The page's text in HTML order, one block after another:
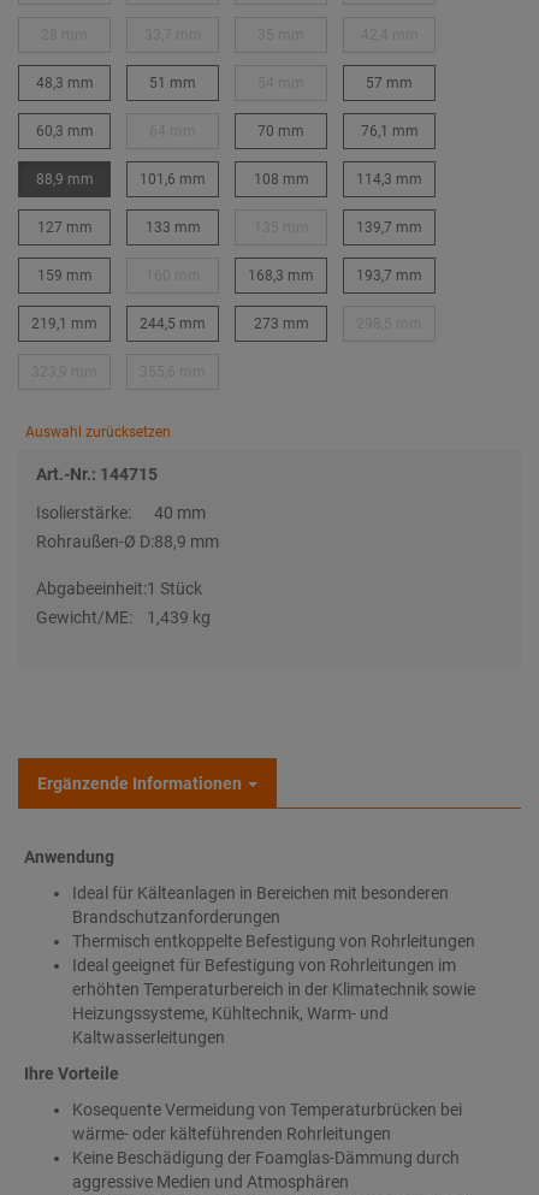
48,3 mm 51 mm 57 mm
60,3 mm 70 mm 76,1 mm
88,9 mm 101,6 mm 108 mm 114,3 mm
127 mm 133 mm 139,7 mm
159 mm 168,3 mm 193,7 mm
219,1 mm 244,5 mm 273 mm
Auswahl zurücksetzen
Art.-Nr.: 144715
Isolierstärke:
40 mm
Rohraußen-Ø D:88,9 mm
Abgabeeinheit:1 Stück
Gewicht/ME:
1,439 kg
Ergänzende Informationen
Anwendung
Ideal für Kälteanlagen in Bereichen mit besonderen
Brandschutzanforderungen
Thermisch entkoppelte Befestigung von Rohrleitungen
Ideal geeignet für Befestigung von Rohrleitungen im
erhöhten Temperaturbereich in der Klimatechnik sowie
Heizungssysteme, Kühltechnik, Warm- und
Kaltwasserleitungen
Ihre Vorteile
Kosequente Vermeidung von Temperaturbrücken bei
wärme- oder kälteführenden Rohrleitungen
Keine Beschädigung der Foamglas-Dämmung durch
aggressive Medien und Atmosphären